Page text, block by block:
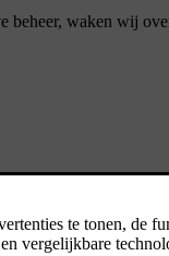
beheer, waken wij